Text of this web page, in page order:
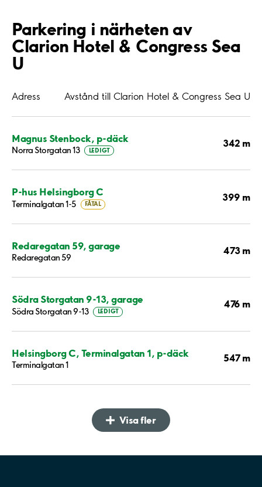
Parkering i närheten av
Clarion Hotel & Congress Sea
U
Adress Avstånd till Clarion Hotel & Congress Sea U
Magnus Stenbock, p-däck
Norra Storgatan 13 LEDIGT
342 m
P-hus Helsingborg C
Terminalgatan 1-5 FÅTAL
399 m
Redaregatan 59, garage
Redaregatan 59
473 m
Södra Storgatan 9-13, garage
Södra Storgatan 9-13 LEDIGT
476 m
Helsingborg C, Terminalgatan 1, p-däck
Terminalgatan 1
547 m
Visa fler